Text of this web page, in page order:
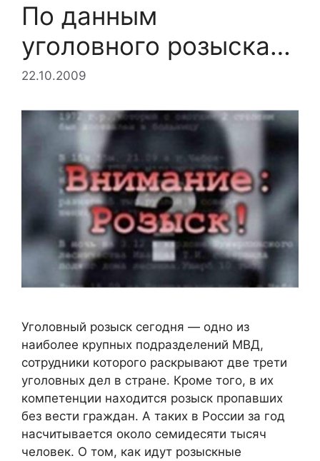
По данным
уголовного розыска…
22.10.2009
Уголовный розыск сегодня — одно из
наиболее крупных подразделений МВД,
сотрудники которого раскрывают две трети
уголовных дел в стране. Кроме того, в их
компетенции находится розыск пропавших
без вести граждан. А таких в России за год
насчитывается около семидесяти тысяч
человек. О том, как идут розыскные